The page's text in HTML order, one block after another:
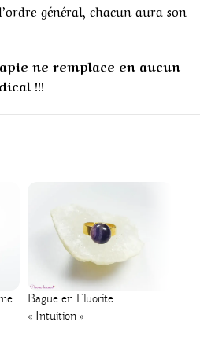
général, chacun aura son
ne remplace en aucun
!!!
Bague en Fluorite
« Intuition »